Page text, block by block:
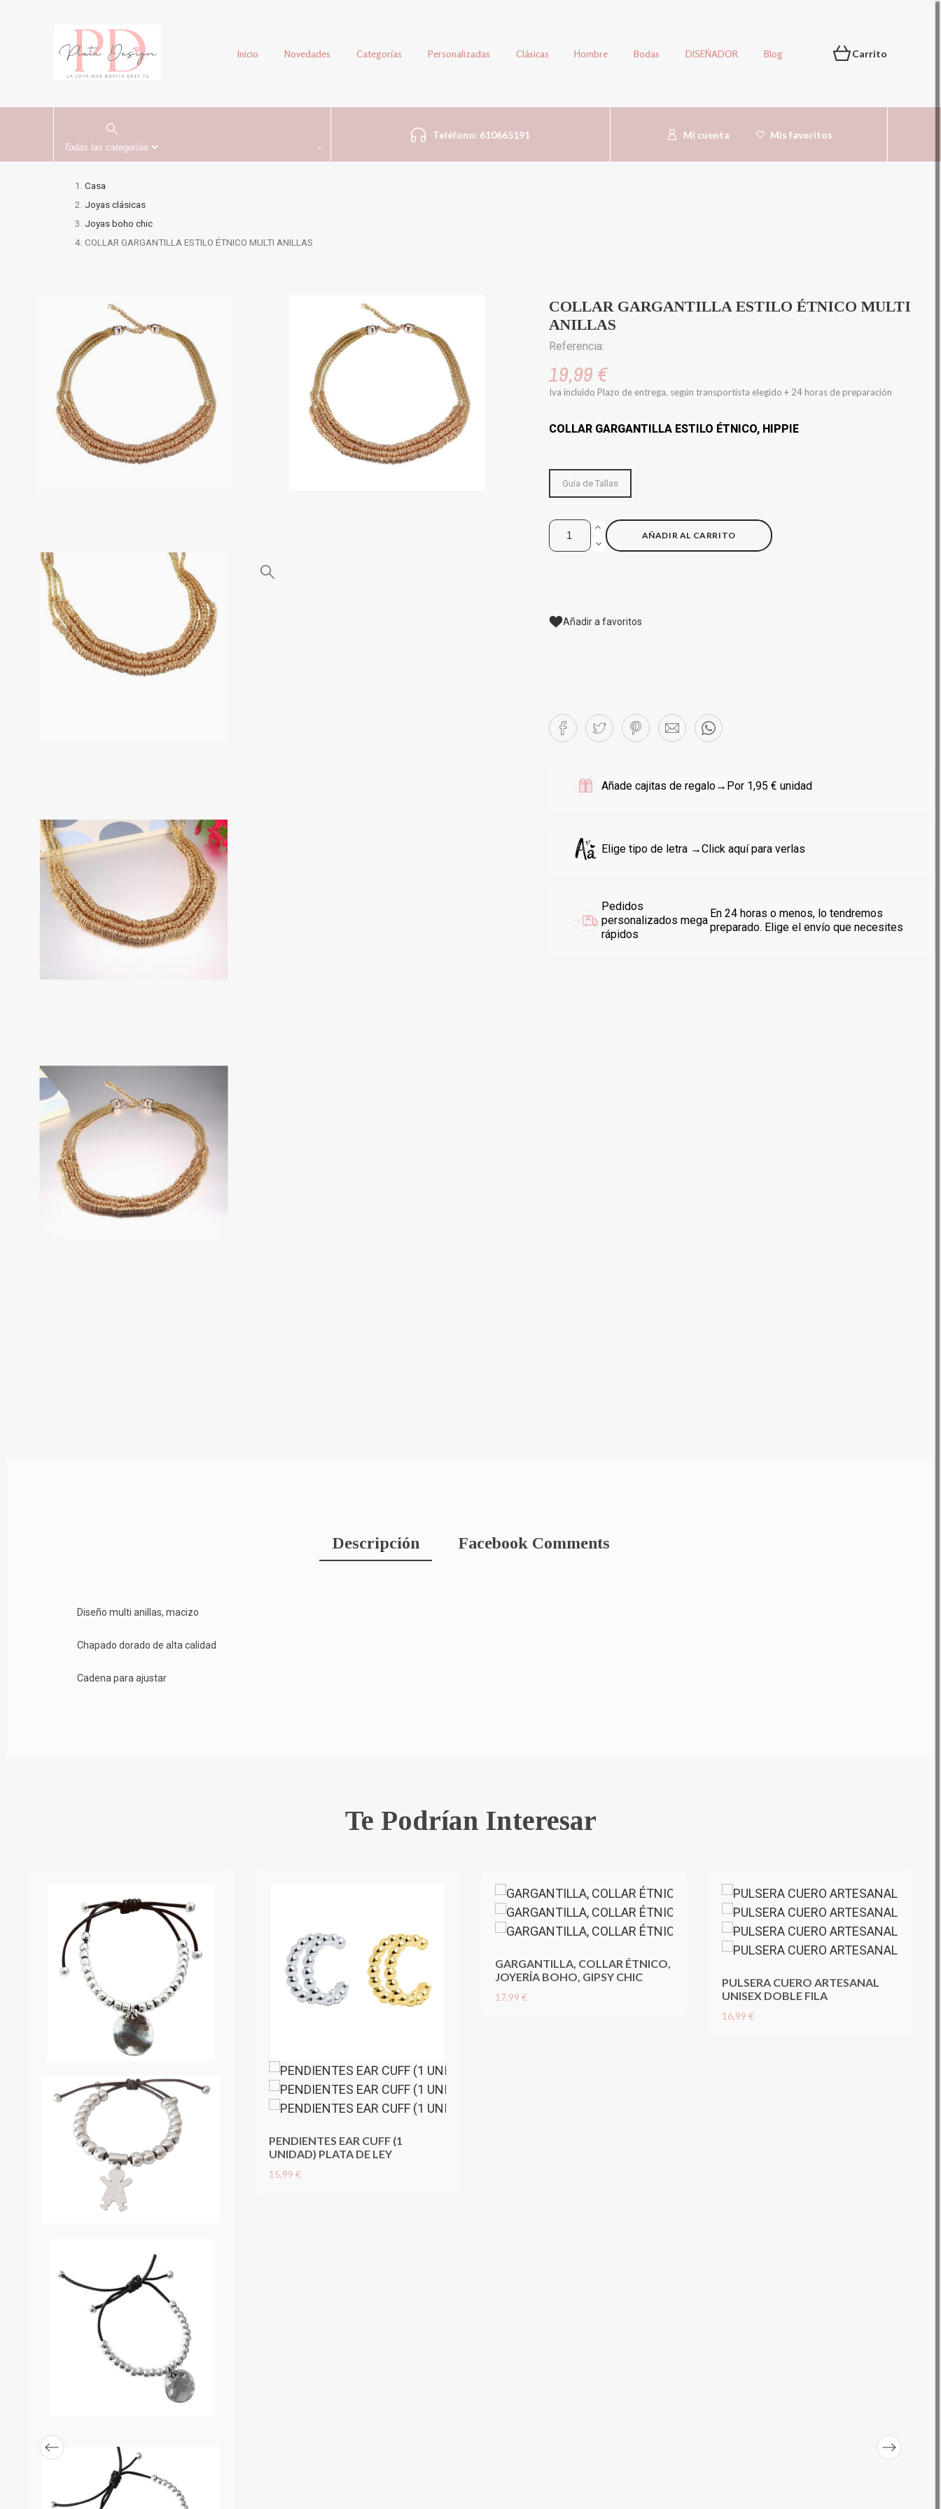
Inicio Novedades Categorías Personalizadas Clásicas Hombre Bodas DISEÑADOR Blog Carrito
Teléfono: 610665191 Mi cuenta Mis favoritos
Casa
Joyas clásicas
Joyas boho chic
COLLAR GARGANTILLA ESTILO ÉTNICO MULTI ANILLAS
COLLAR GARGANTILLA ESTILO ÉTNICO MULTI
ANILLAS
Referencia:
19,99 €
Iva incluido Plazo de entrega, según transportista elegido + 24 horas de preparación
COLLAR GARGANTILLA ESTILO ÉTNICO, HIPPIE
Guía de Tallas
AÑADIR AL CARRITO
Añadir a favoritos
Añade cajitas de regalo→Por 1,95 € unidad
Elige tipo de letra →Click aquí para verlas
Pedidos
personalizados mega
rápidos
En 24 horas o menos, lo tendremos
preparado. Elige el envío que necesites
Descripción Facebook Comments
Diseño multi anillas, macizo
Chapado dorado de alta calidad
Cadena para ajustar
Te Podrían Interesar
PENDIENTES EAR CUFF (1
UNIDAD) PLATA DE LEY
15,99 €
GARGANTILLA, COLLAR ÉTNICO,
JOYERÍA BOHO, GIPSY CHIC
17,99 €
PULSERA CUERO ARTESANAL
UNISEX DOBLE FILA
16,99 €